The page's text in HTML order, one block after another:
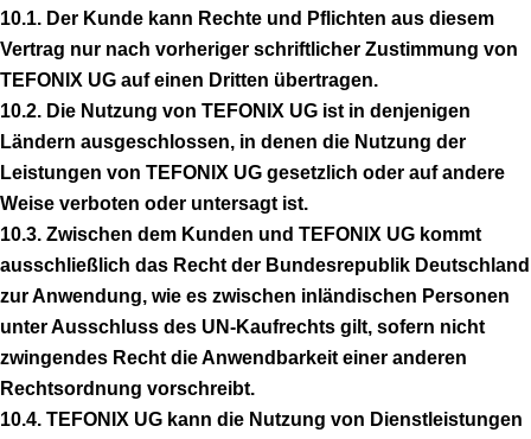
10.1. Der Kunde kann Rechte und Pflichten aus diesem
Vertrag nur nach vorheriger schriftlicher Zustimmung von
TEFONIX UG auf einen Dritten übertragen.
10.2. Die Nutzung von TEFONIX UG ist in denjenigen
Ländern ausgeschlossen, in denen die Nutzung der
Leistungen von TEFONIX UG gesetzlich oder auf andere
Weise verboten oder untersagt ist.
10.3. Zwischen dem Kunden und TEFONIX UG kommt
ausschließlich das Recht der Bundesrepublik Deutschland
zur Anwendung, wie es zwischen inländischen Personen
unter Ausschluss des UN-Kaufrechts gilt, sofern nicht
zwingendes Recht die Anwendbarkeit einer anderen
Rechtsordnung vorschreibt.
10.4. TEFONIX UG kann die Nutzung von Dienstleistungen